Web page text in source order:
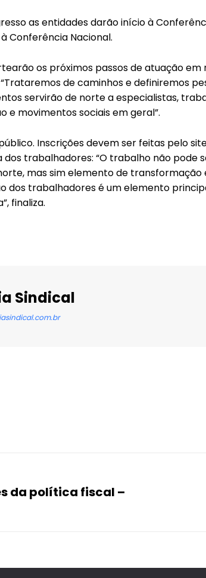
as entidades darão início à
Conferência Nacional.
os próximos passos de atuação em
de caminhos e definiremos
servirão de norte a especialistas,
e movimentos sociais em geral”.
Inscrições devem ser feitas pelo
dos trabalhadores: “O trabalho não pode
mas sim elemento de transformação
dos trabalhadores é um elemento
finaliza.
Sindical
da política fiscal –